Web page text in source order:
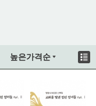
높은가격순